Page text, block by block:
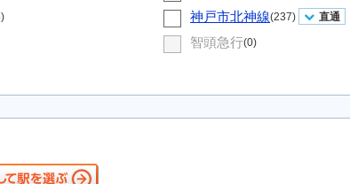
神戸市北神線(237) 直通
智頭急行(0)